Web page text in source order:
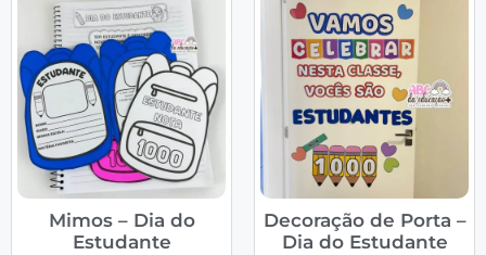
Mimos – Dia do
Estudante
Decoração de Porta –
Dia do Estudante